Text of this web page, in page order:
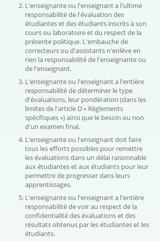
L'enseignante ou l'enseignant a l'ultime
responsabilité de l'évaluation des
étudiantes et des étudiants inscrits à son
cours ou laboratoire et du respect de la
présente politique. L'embauche de
correcteurs ou d'assistants n'enlève en
rien la responsabilité de l'enseignante ou
de l'enseignant.
L'enseignante ou l'enseignant a l'entière
responsabilité de déterminer le type
d'évaluations, leur pondération (dans les
limites de l'article D « Règlements
spécifiques ») ainsi que le besoin ou non
d'un examen final.
L'enseignante ou l'enseignant doit faire
tous les efforts possibles pour remettre
les évaluations dans un délai raisonnable
aux étudiantes et aux étudiants pour leur
permettre de progresser dans leurs
apprentissages.
L'enseignante ou l'enseignant a l'entière
responsabilité de voir au respect de la
confidentialité des évaluations et des
résultats obtenus par les étudiantes et les
étudiants.